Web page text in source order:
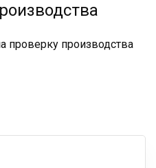
проверку производства